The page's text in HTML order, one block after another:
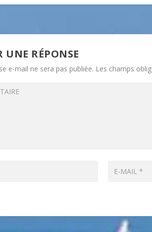
UNE RÉPONSE
e-mail ne sera pas publiée. Les champs